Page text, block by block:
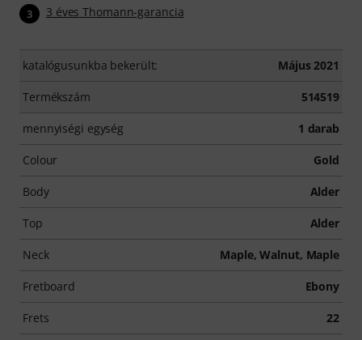
3 3 éves Thomann-garancia
katalógusunkba bekerült: Május 2021
Termékszám 514519
mennyiségi egység 1 darab
Colour Gold
Body Alder
Top Alder
Neck Maple, Walnut, Maple
Fretboard Ebony
Frets 22